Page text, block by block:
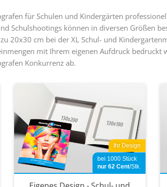
für Schulen und Kindergärten
Schulshootings können in diversen Größen
20x30 cm bei der XL Schul- und
mit Ihrem eigenen Aufdruck bedruckt
Konkurrenz ab.
Ihr Design
bei 1000 Stück
nur 62 Cent/Stk.